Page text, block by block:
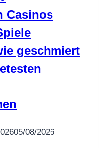
Casinos
geschmiert
05/08/2026